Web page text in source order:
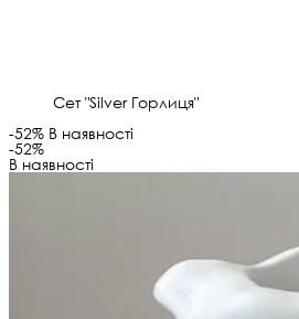
Сет "Silver Горлиця"
-52% В наявності
-52%
В наявності